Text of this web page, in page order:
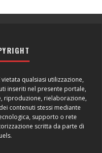
qualsiasi utilizzazione,
inseriti nel presente portale,
riproduzione, rielaborazione,
contenuti stessi mediante
supporto o rete
scritta da parte di